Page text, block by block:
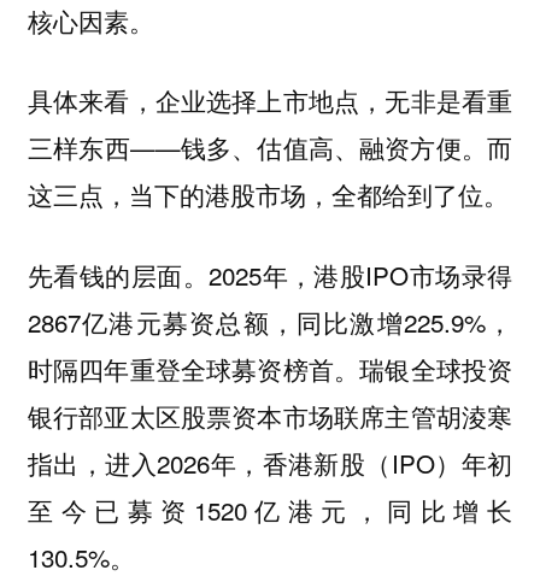
核心因素。
具体来看，企业选择上市地点，无非是看重
三样东西——钱多、估值高、融资方便。而
这三点，当下的港股市场，全都给到了位。
先看钱的层面。2025年，港股IPO市场录得
2867亿港元募资总额，同比激增225.9%，
时隔四年重登全球募资榜首。瑞银全球投资
银行部亚太区股票资本市场联席主管胡淩寒
指出，进入2026年，香港新股（IPO）年初
至今已募资1520亿港元，同比增长
130.5%。